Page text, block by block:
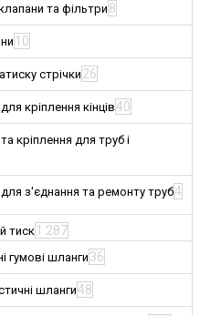
та фільтри 8
10
стрічки 26
кріплення кінців40
кріплення для труб і
для з'єднання та ремонту труб4
тиск 1 287
гумові шланги 36
шланги48